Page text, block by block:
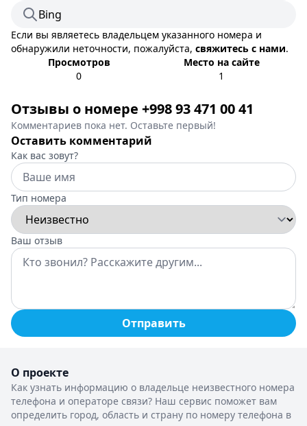
Bing
Если вы являетесь владельцем указанного номера и
обнаружили неточности, пожалуйста, свяжитесь с нами.
Просмотров
0
Место на сайте
1
Отзывы о номере +998 93 471 00 41
Комментариев пока нет. Оставьте первый!
Оставить комментарий
Как вас зовут?
Тип номера
Ваш отзыв
Отправить
О проекте
Как узнать информацию о владельце неизвестного номера
телефона и операторе связи? Наш сервис поможет вам
определить город, область и страну по номеру телефона в